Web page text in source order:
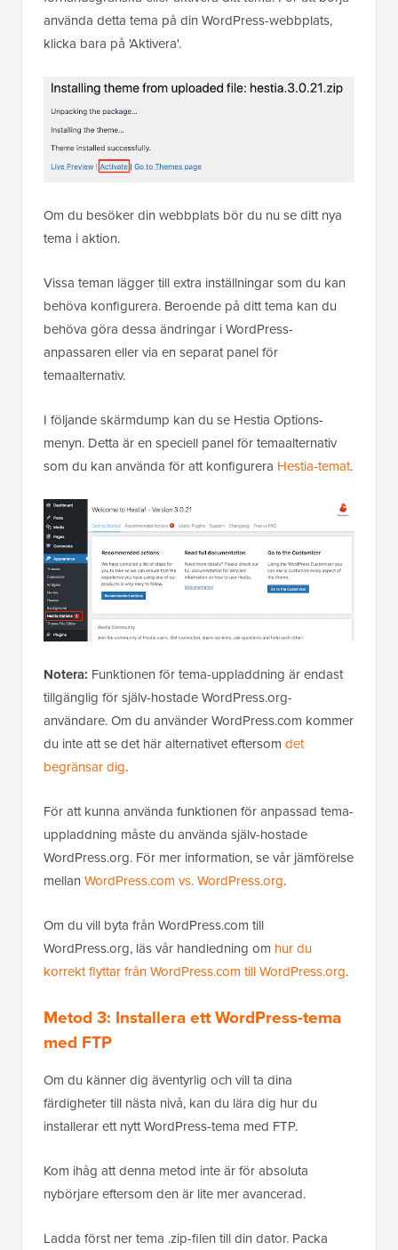
använda detta tema på din WordPress-webbplats,
klicka bara på 'Aktivera'.
Om du besöker din webbplats bör du nu se ditt nya
tema i aktion.
Vissa teman lägger till extra inställningar som du kan
behöva konfigurera. Beroende på ditt tema kan du
behöva göra dessa ändringar i WordPress-
anpassaren eller via en separat panel för
temaalternativ.
I följande skärmdump kan du se Hestia Options-
menyn. Detta är en speciell panel för temaalternativ
som du kan använda för att konfigurera Hestia-temat.
Notera: Funktionen för tema-uppladdning är endast
tillgänglig för själv-hostade WordPress.org-
användare. Om du använder WordPress.com kommer
du inte att se det här alternativet eftersom det
begränsar dig.
För att kunna använda funktionen för anpassad tema-
uppladdning måste du använda själv-hostade
WordPress.org. För mer information, se vår jämförelse
mellan WordPress.com vs. WordPress.org.
Om du vill byta från WordPress.com till
WordPress.org, läs vår handledning om hur du
korrekt flyttar från WordPress.com till WordPress.org.
Metod 3: Installera ett WordPress-tema
med FTP
Om du känner dig äventyrlig och vill ta dina
färdigheter till nästa nivå, kan du lära dig hur du
installerar ett nytt WordPress-tema med FTP.
Kom ihåg att denna metod inte är för absoluta
nybörjare eftersom den är lite mer avancerad.
Ladda först ner tema .zip-filen till din dator. Packa